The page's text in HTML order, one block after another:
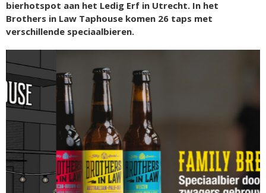
bierhotspot aan het Ledig Erf in Utrecht. In het
Brothers in Law Taphouse komen 26 taps met
verschillende speciaalbieren.